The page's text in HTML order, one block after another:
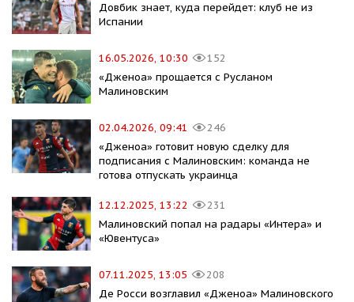
Довбик знает, куда перейдет: клуб не из
Испании
16.05.2026, 10:30
152
«Дженоа» прощается с Русланом
Малиновским
02.04.2026, 09:41
246
«Дженоа» готовит новую сделку для
подписания с Малиновским: команда не
готова отпускать украинца
12.12.2025, 13:22
231
Малиновский попал на радары «Интера» и
«Ювентуса»
07.11.2025, 13:05
208
Де Росси возглавил «Дженоа» Малиновского